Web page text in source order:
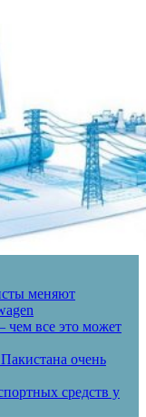
меняют
все это может
очень
средств у